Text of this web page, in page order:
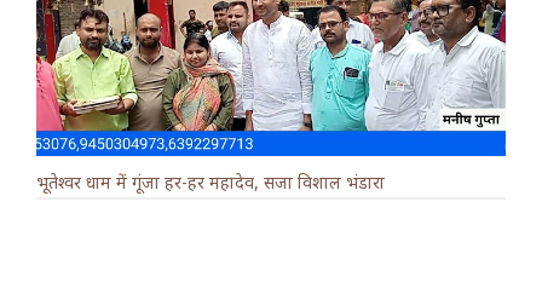
भूतेश्वर धाम में गूंजा हर-हर महादेव, सजा विशाल भंडारा